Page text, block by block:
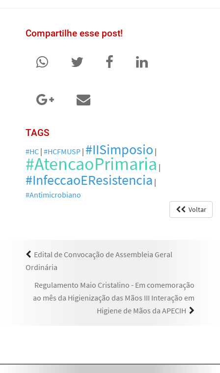
Compartilhe esse post!
TAGS
#HC |#HCFMUSP | #IISimposio |
#AtencaoPrimaria |
#InfeccaoEResistencia |
#Antimicrobiano
Voltar
Edital de Convocação de Assembleia Geral
Ordinária
Regulamento Maio Cristalino - Em comemoração
ao mês da Higienização das Mãos III Interação em
Higiene de Mãos da APECIH